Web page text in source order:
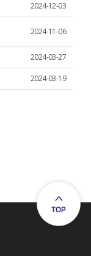
2024-12-03
2024-11-06
2024-03-27
2024-03-19